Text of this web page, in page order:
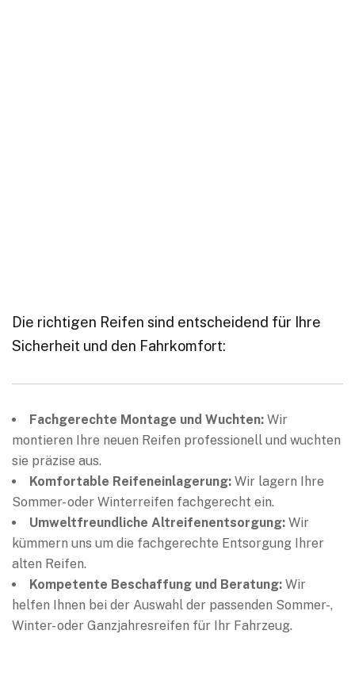
Die richtigen Reifen sind entscheidend für Ihre
Sicherheit und den Fahrkomfort:
Fachgerechte Montage und Wuchten: Wir
montieren Ihre neuen Reifen professionell und wuchten
sie präzise aus.
Komfortable Reifeneinlagerung: Wir lagern Ihre
Sommer- oder Winterreifen fachgerecht ein.
Umweltfreundliche Altreifenentsorgung: Wir
kümmern uns um die fachgerechte Entsorgung Ihrer
alten Reifen.
Kompetente Beschaffung und Beratung: Wir
helfen Ihnen bei der Auswahl der passenden Sommer-,
Winter- oder Ganzjahresreifen für Ihr Fahrzeug.